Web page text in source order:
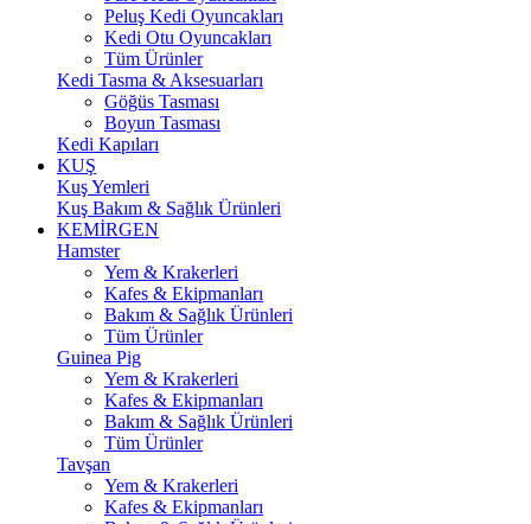
Peluş Kedi Oyuncakları
Kedi Otu Oyuncakları
Tüm Ürünler
Kedi Tasma & Aksesuarları
Göğüs Tasması
Boyun Tasması
Kedi Kapıları
KUŞ
Kuş Yemleri
Kuş Bakım & Sağlık Ürünleri
KEMİRGEN
Hamster
Yem & Krakerleri
Kafes & Ekipmanları
Bakım & Sağlık Ürünleri
Tüm Ürünler
Guinea Pig
Yem & Krakerleri
Kafes & Ekipmanları
Bakım & Sağlık Ürünleri
Tüm Ürünler
Tavşan
Yem & Krakerleri
Kafes & Ekipmanları